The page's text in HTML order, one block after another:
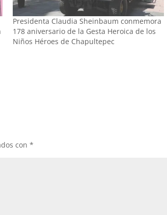
Presidenta Claudia Sheinbaum conmemora
178 aniversario de la Gesta Heroica de los
Niños Héroes de Chapultepec
con *